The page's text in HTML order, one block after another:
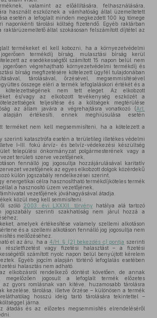
valamint az előállítására, felhasználására,
használt eszköznek a vámhatóság által üzemeltetett
esetén a lefoglalt minden megkezdett 100 kg tömege
naponkénti tárolási költség fizetendő. Egyéb raktárban
raktárüzemeltető által szokásosan felszámított díjtétel az
termékeket el kell kobozni, ha a környezetvédelmi
termékdíj bírság, mulasztási bírság kerül
az esedékességtől számított 15 napon belül nem
végrehajtható környezetvédelmi termékdíj és
bírság megfizetésére kötelezett ügyfél tulajdonában
tárolásával, őrzésével, megsemmisítésével
összege eléri a termék lefoglaláskori értékét és a
kötelezettségének nem tett eleget. Az elkobzott
és/vagy az elkobzott tevékenység eszközét a
teljesítése és a költségek megtérülése
az állam javára a végrehajtásra vonatkozó (Art.
alapján értékesíti, ennek meghiúsulása esetén
terméket nem kell megsemmisíteni, ha a kötelezett a
szerinti katasztrófa esetén a területileg illetékes védelmi
I–III. fokú árvíz- és belvíz-védekezési készültség
települési önkormányzat polgármesterének vagy a
területi szerve vezetőjének,
fennálló jog jogosultja hozzájárulásával karitatív
vezetőjének az egyes elkobzott dolgok közérdekű
külön jogszabály rendelkezései szerint,
energetikai célra hasznosítható termékdíjköteles termék
a hasznosító üzem vezetőjének,
vezetőjének jóváhagyásával átadja.
közül meg kell semmisíteni:
szóló 2003. évi LXXXII. törvény hatálya alá tartozó
jogszabály szerinti szakhatóság nem járul hozzá a
amelyek értékesítése valamely szellemi alkotáson
és a szellemi alkotáson fennálló jog jogosultja nem
mellőzéséhez.
el az áru, ha a 4/H. § (2) bekezdés c) pontja szerinti
részletfizetést vagy fizetési halasztást – a fizetési
számított nyolc napon belül benyújtott kérelem
Egyéb jogcím alapján történő lefoglalás esetében
halasztás nem adható.
elkobzásról rendelkező döntést követően, de annak
megelőzően jogosult a lefoglalt termék előzetes
az gyors romlásnak van kitéve, huzamosabb tárolásra
kezelése, tárolása, illetve őrzése – különösen a termék
hosszú ideig tartó tárolására tekintettel –
járna.
átadás és az előzetes megsemmisítés elrendeléséről